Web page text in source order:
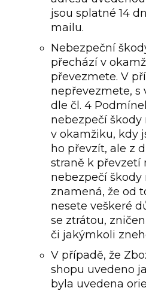
jsou splatné 14
mailu.
Nebezpeční
přechází v
převezmete. V
nepřevezmete,
dle čl. 4
nebezpečí škody
v okamžiku, kdy
ho převzít, ale z
straně k převzetí
nebezpečí škody
znamená, že od
nesete veškeré
se ztrátou,
či jakýmkoli
V případě, že
shopu uvedeno
byla uvedena